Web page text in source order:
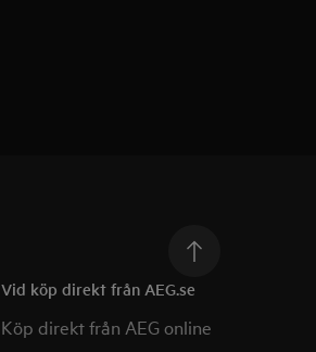
Vid köp direkt från AEG.se
Köp direkt från AEG online